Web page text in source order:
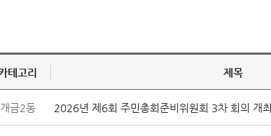
테고리 제목
개금2동 2026년 제6회 주민총회준비위원회 3차 회의 개최